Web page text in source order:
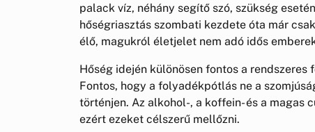
palack víz, néhány segítő szó, szükség
hőségriasztás szombati kezdete óta már
élő, magukról életjelet nem adó idős
Hőség idején különösen fontos a
Fontos, hogy a folyadékpótlás ne a
történjen. Az alkohol-, a koffein- és a
ezért ezeket célszerű mellőzni.